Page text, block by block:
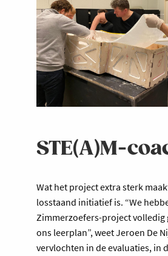
STE(A)M-
Wat het project extra sterk
losstaand initiatief is. “We
Zimmerzoefers-project volledig
ons leerplan”, weet Jeroen De
vervlochten in de evaluaties, in